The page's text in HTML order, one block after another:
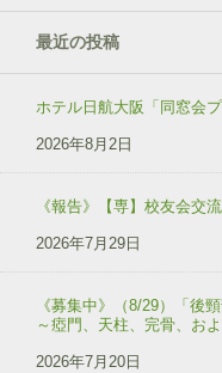
最近の投稿
ホテル日航大阪「同窓会
2026年8月2日
《報告》【専】校友会交
2026年7月29日
《募集中》（8/29）「後
～瘂門、天柱、完骨、およ
2026年7月20日